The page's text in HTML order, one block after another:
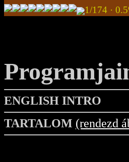
1/174 ·
ENGLISH INTRO
TARTALOM (rendezd